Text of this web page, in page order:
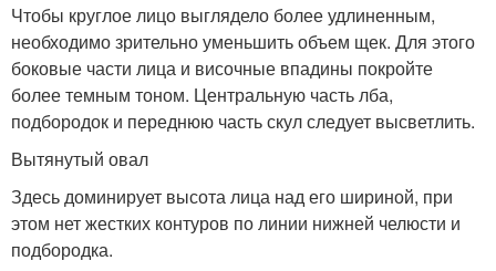
Чтобы круглое лицо выглядело более удлиненным,
необходимо зрительно уменьшить объем щек. Для этого
боковые части лица и височные впадины покройте
более темным тоном. Центральную часть лба,
подбородок и переднюю часть скул следует высветлить.
Вытянутый овал
Здесь доминирует высота лица над его шириной, при
этом нет жестких контуров по линии нижней челюсти и
подбородка.